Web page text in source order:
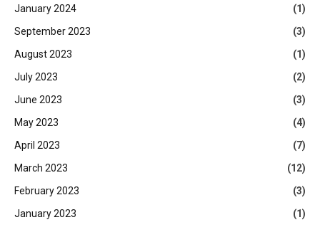
January 2024
(1)
September 2023
(3)
August 2023
(1)
July 2023
(2)
June 2023
(3)
May 2023
(4)
April 2023
(7)
March 2023
(12)
February 2023
(3)
January 2023
(1)